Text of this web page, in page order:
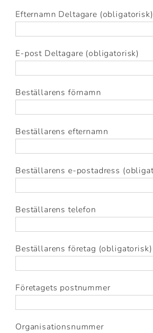
Efternamn Deltagare (obligatorisk)
E-post Deltagare (obligatorisk)
Beställarens förnamn
Beställarens efternamn
Beställarens e-postadress
Beställarens telefon
Beställarens företag (obligatorisk)
Företagets postnummer
Organisationsnummer